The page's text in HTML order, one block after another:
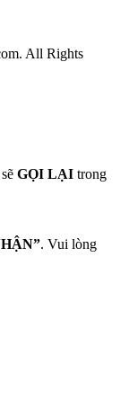
All Rights
GỌI LẠI trong
. Vui lòng